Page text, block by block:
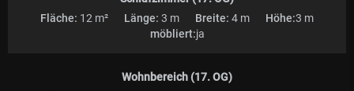
Fläche: 12 m² Länge: 3 m Breite: 4 m Höhe:3 m
möbliert:ja
Wohnbereich (17. OG)